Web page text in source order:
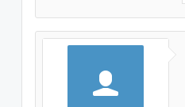
в 60 сообщениях